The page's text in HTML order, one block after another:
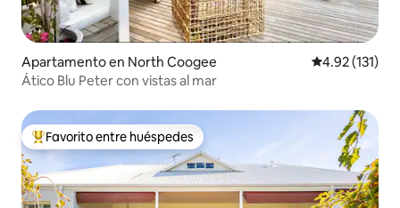
Apartamento en North Coogee Calificación
4.92 (131)
Ático Blu Peter con vistas al mar
Favorito entre huéspedes preferido
Favorito entre huéspedes